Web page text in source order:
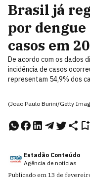
Brasil já
por
casos em
De acordo com os dados
incidência de casos
representam 54,9% dos
(Joao Paulo Burini/Getty
Estadão Conteúdo
Agência de notícias
Publicado em 13 de